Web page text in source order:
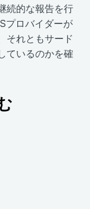
続的な報告を行
プロバイダーが
それともサード
ているのかを確